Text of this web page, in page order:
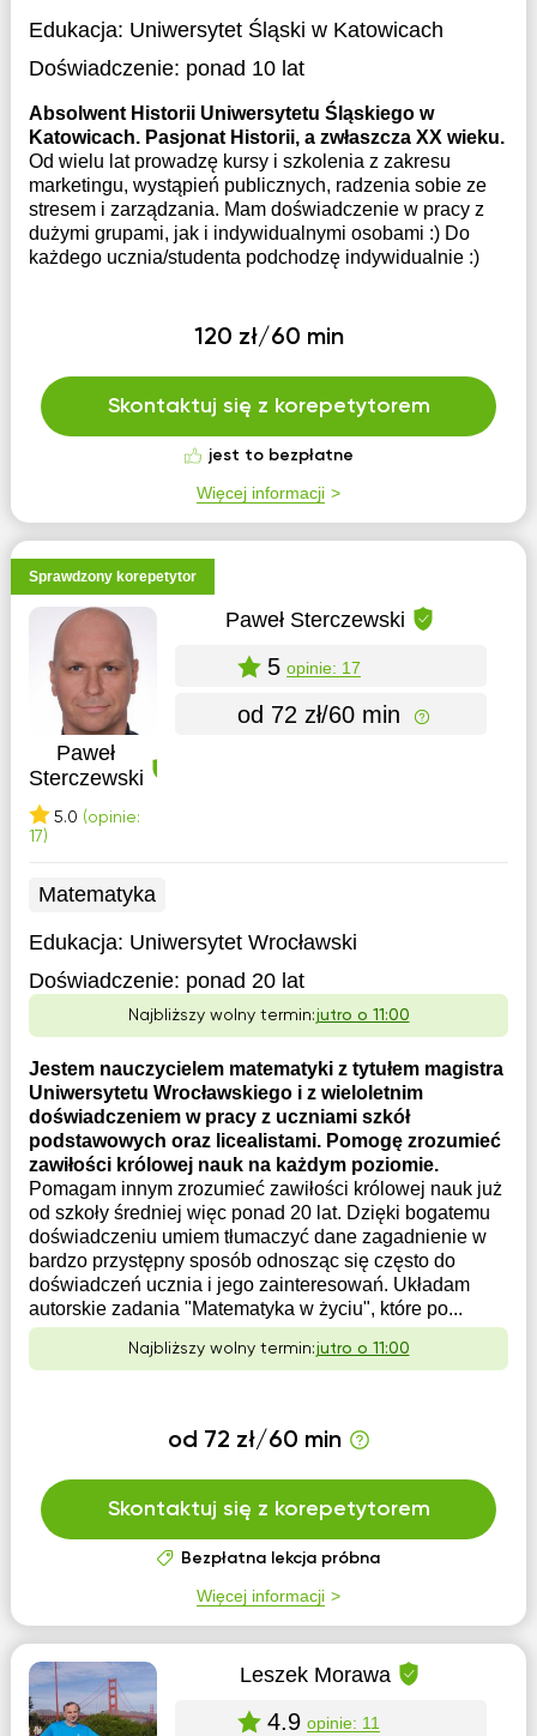
Edukacja: Uniwersytet Śląski w Katowicach
Doświadczenie: ponad 10 lat
Absolwent Historii Uniwersytetu Śląskiego w
Katowicach. Pasjonat Historii, a zwłaszcza XX wieku.
Od wielu lat prowadzę kursy i szkolenia z zakresu
marketingu, wystąpień publicznych, radzenia sobie ze
stresem i zarządzania. Mam doświadczenie w pracy z
dużymi grupami, jak i indywidualnymi osobami :) Do
każdego ucznia/studenta podchodzę indywidualnie :)
120 zł/60 min
Skontaktuj się z korepetytorem
jest to bezpłatne
Więcej informacji
Sprawdzony korepetytor
Paweł
Sterczewski
5.0 (opinie:
17)
Paweł Sterczewski
5 opinie: 17
od 72 zł/60 min
Matematyka
Edukacja: Uniwersytet Wrocławski
Doświadczenie: ponad 20 lat
Najbliższy wolny termin:jutro o 11:00
Jestem nauczycielem matematyki z tytułem magistra
Uniwersytetu Wrocławskiego i z wieloletnim
doświadczeniem w pracy z uczniami szkół
podstawowych oraz licealistami. Pomogę zrozumieć
zawiłości królowej nauk na każdym poziomie.
Pomagam innym zrozumieć zawiłości królowej nauk już
od szkoły średniej więc ponad 20 lat. Dzięki bogatemu
doświadczeniu umiem tłumaczyć dane zagadnienie w
bardzo przystępny sposób odnosząc się często do
doświadczeń ucznia i jego zainteresowań. Układam
autorskie zadania "Matematyka w życiu", które po...
Najbliższy wolny termin:jutro o 11:00
od 72 zł/60 min
Skontaktuj się z korepetytorem
Bezpłatna lekcja próbna
Więcej informacji
Leszek Morawa
4.9 opinie: 11